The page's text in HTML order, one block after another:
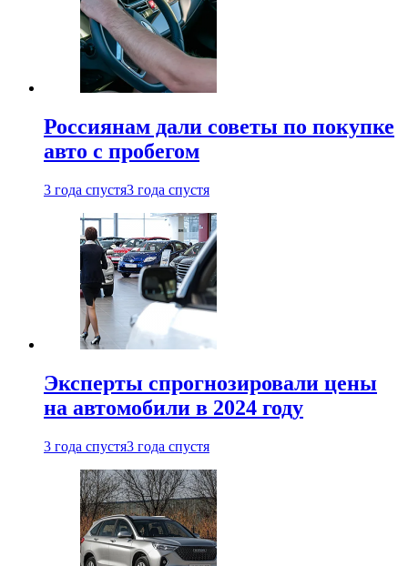
Россиянам дали советы по покупке
авто с пробегом
3 года спустя3 года спустя
Эксперты спрогнозировали цены
на автомобили в 2024 году
3 года спустя3 года спустя